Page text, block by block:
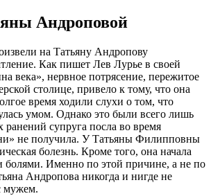
Андроповой
на Татьяну Андропову
Как пишет Лев Лурье в своей
века», нервное потрясение, пережитое
столице, привело к тому, что она
время ходили слухи о том, что
умом. Однако это были всего лишь
супруга посла во время
не получила. У Татьяны Филипповны
болезнь. Кроме того, она начала
болями. Именно по этой причине, а не по
Андропова никогда и нигде не
мужем.